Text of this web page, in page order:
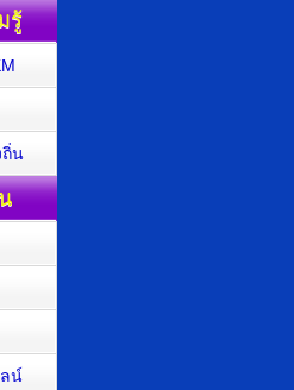
รู้
น
น์